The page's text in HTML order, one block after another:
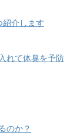
紹介します
れて体臭を予防
のか？